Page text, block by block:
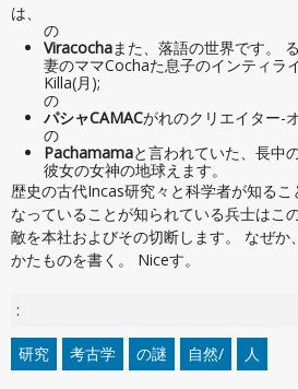
は、
の
Viracochaまた、落語の世界です。
妻のママCochaた息子のインティラ
Killa(月);
の
パシャCAMACがれのクリエイター-
の
Pachamamaと言われていた、長中
彼女の女神の地球えます。
歴史の古代Incas研究々と科学者が知る
なっていることが知られている兵士はこ
敵を本社およびその切断します。 なぜか
かたものを書く。 Niceす。
:
研究 考古学 の謎 自然/ 人